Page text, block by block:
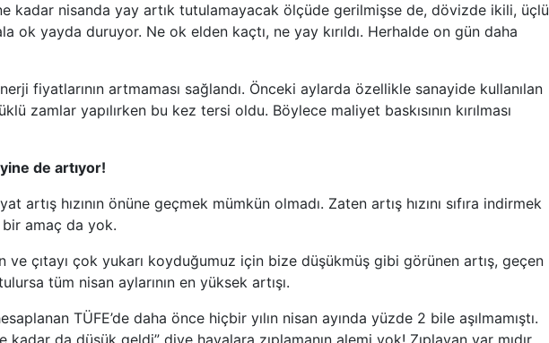
kadar nisanda yay artık tutulamayacak ölçüde gerilmişse de, dövizde ikili, üçlü
ok yayda duruyor. Ne ok elden kaçtı, ne yay kırıldı. Herhalde on gün daha
fiyatlarının artmaması sağlandı. Önceki aylarda özellikle sanayide kullanılan
zamlar yapılırken bu kez tersi oldu. Böylece maliyet baskısının kırılması
de artıyor!
artış hızının önüne geçmek mümkün olmadı. Zaten artış hızını sıfıra indirmek
amaç da yok.
ve çıtayı çok yukarı koyduğumuz için bize düşükmüş gibi görünen artış, geçen
tüm nisan aylarının en yüksek artışı.
TÜFE’de daha önce hiçbir yılın nisan ayında yüzde 2 bile aşılmamıştı.